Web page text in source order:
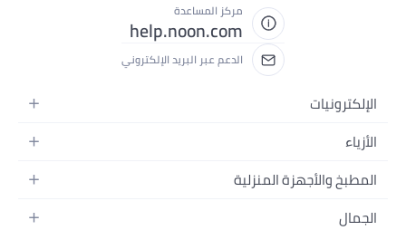
مركز المساعدة
help.noon.com
الدعم عبر البريد الإلكتروني
المنزلية
نسائية
والأجهزة المنزلية